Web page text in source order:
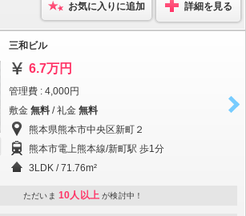
お気に入りに追加 詳細を見る
三和ビル
6.7万円
管理費 : 4,000円
敷金 無料 / 礼金 無料
熊本県熊本市中央区新町２
熊本市電上熊本線/新町駅 歩1分
3LDK / 71.76m²
ただいま 10人以上 が検討中！